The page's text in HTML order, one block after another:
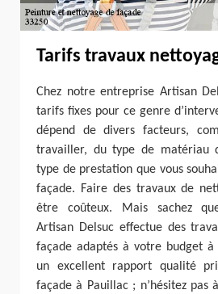
Tarifs travaux
Chez notre entreprise Artisan
tarifs fixes pour ce genre
dépend de divers facteurs,
travailler, du type de matériau
type de prestation que vous
façade. Faire des travaux de
être coûteux. Mais sachez
Artisan Delsuc effectue des
façade adaptés à votre budget
un excellent rapport qualité
façade à Pauillac ; n’hésitez